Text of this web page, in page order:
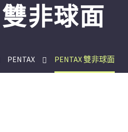
非球面
PENTAX PENTAX 雙非球面